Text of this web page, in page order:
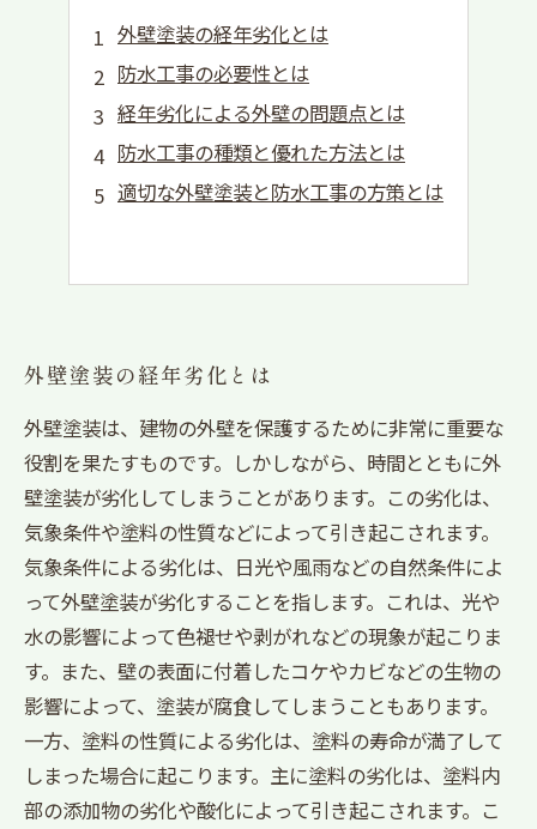
外壁塗装の経年劣化とは
防水工事の必要性とは
経年劣化による外壁の問題点とは
防水工事の種類と優れた方法とは
適切な外壁塗装と防水工事の方策とは
外壁塗装の経年劣化とは
外壁塗装は、建物の外壁を保護するために非常に重要な
役割を果たすものです。しかしながら、時間とともに外
壁塗装が劣化してしまうことがあります。この劣化は、
気象条件や塗料の性質などによって引き起こされます。
気象条件による劣化は、日光や風雨などの自然条件によ
って外壁塗装が劣化することを指します。これは、光や
水の影響によって色褪せや剥がれなどの現象が起こりま
す。また、壁の表面に付着したコケやカビなどの生物の
影響によって、塗装が腐食してしまうこともあります。
一方、塗料の性質による劣化は、塗料の寿命が満了して
しまった場合に起こります。主に塗料の劣化は、塗料内
部の添加物の劣化や酸化によって引き起こされます。こ